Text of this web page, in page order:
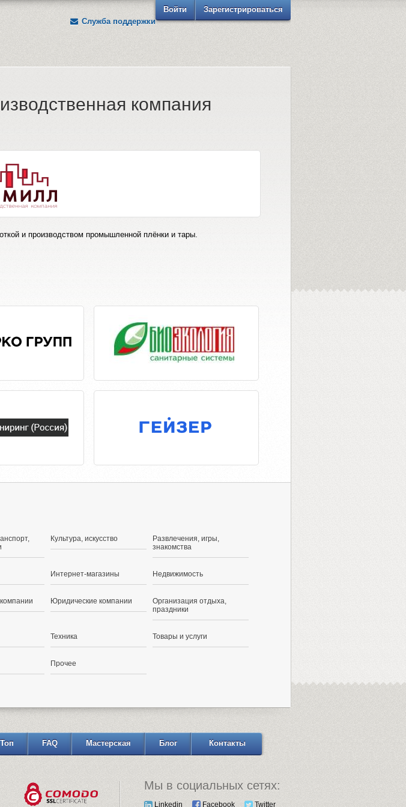
Войти
Зарегистрироваться
Служба поддержки
компания
и производством промышленной плёнки и тары.
Культура, искусство
Развлечения, игры,
знакомства
Интернет-магазины Недвижимость
Юридические компании
Организация отдыха,
праздники
Техника Товары и услуги
Прочее
Топ FAQ Мастерская Блог Контакты
Мы в социальных сетях:
Linkedin Facebook Twitter